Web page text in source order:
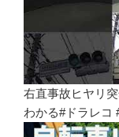
右直事故ヒヤリ
わかる#ドラレコ